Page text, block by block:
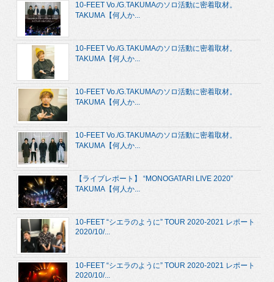
10-FEET Vo./G.TAKUMAのソロ活動に密着取材。
TAKUMA【何人か...
10-FEET Vo./G.TAKUMAのソロ活動に密着取材。
TAKUMA【何人か...
10-FEET Vo./G.TAKUMAのソロ活動に密着取材。
TAKUMA【何人か...
10-FEET Vo./G.TAKUMAのソロ活動に密着取材。
TAKUMA【何人か...
【ライブレポート】 “MONOGATARI LIVE 2020”
TAKUMA【何人か...
10-FEET “シエラのように” TOUR 2020-2021 レポート
2020/10/...
10-FEET “シエラのように” TOUR 2020-2021 レポート
2020/10/...